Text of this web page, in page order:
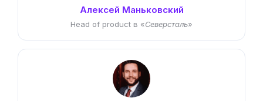
Алексей Маньковский
Head of product в «Северсталь»